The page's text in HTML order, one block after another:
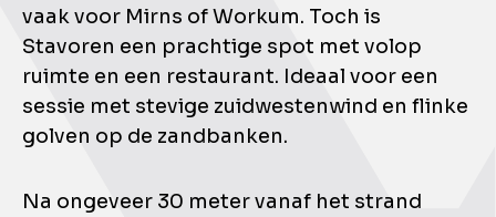
vaak voor Mirns of Workum. Toch is
Stavoren een prachtige spot met volop
ruimte en een restaurant. Ideaal voor een
sessie met stevige zuidwestenwind en flinke
golven op de zandbanken.
Na ongeveer 30 meter vanaf het strand